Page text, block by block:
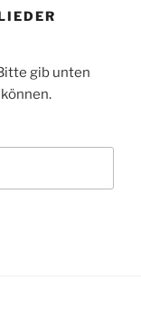
gib unten